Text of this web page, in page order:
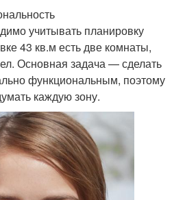
учитывать планировку
43 кв.м есть две комнаты,
Основная задача — сделать
функциональным, поэтому
каждую зону.